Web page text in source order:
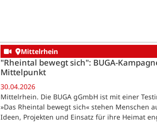
Mittelrhein
"Rheintal bewegt sich": BUGA-
Mittelpunkt
30.04.2026
Mittelrhein. Die BUGA gGmbH ist mit einer
»Das Rheintal bewegt sich« stehen Menschen
Ideen, Projekten und Einsatz für ihre Heimat